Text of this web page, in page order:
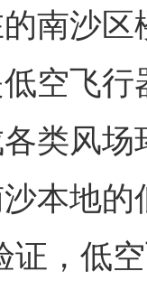
沙区
空飞
类风
本地的
证，低